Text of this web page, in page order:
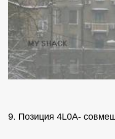
9. Позиция 4L0A-